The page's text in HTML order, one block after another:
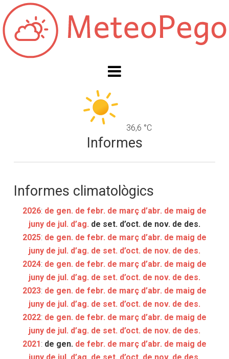
36,6 °C
Informes
Informes climatològics
2026: de gen. de febr. de març d’abr. de maig de
juny de jul. d’ag. de set. d’oct. de nov. de des.
2025: de gen. de febr. de març d’abr. de maig de
juny de jul. d’ag. de set. d’oct. de nov. de des.
2024: de gen. de febr. de març d’abr. de maig de
juny de jul. d’ag. de set. d’oct. de nov. de des.
2023: de gen. de febr. de març d’abr. de maig de
juny de jul. d’ag. de set. d’oct. de nov. de des.
2022: de gen. de febr. de març d’abr. de maig de
juny de jul. d’ag. de set. d’oct. de nov. de des.
2021 : de gen. de febr. de març d’abr. de maig de